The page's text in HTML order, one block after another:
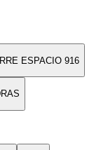
ESPACIO 916